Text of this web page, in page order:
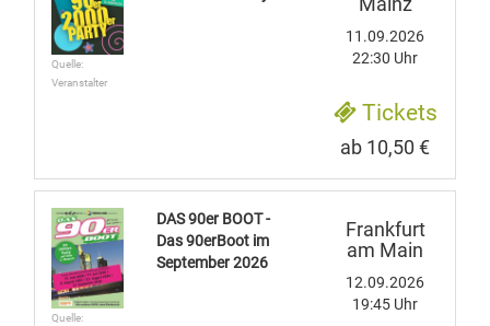
Quelle:
Veranstalter
11.09.2026
22:30 Uhr
Tickets
ab 10,50 €
Quelle:
DAS 90er BOOT -
Das 90erBoot im
September 2026
Frankfurt
am Main
12.09.2026
19:45 Uhr